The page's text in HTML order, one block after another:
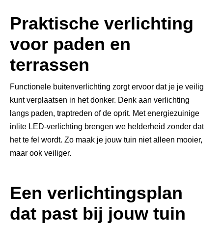
Praktische verlichting
voor paden en
terrassen
Functionele buitenverlichting zorgt ervoor dat je je veilig
kunt verplaatsen in het donker. Denk aan verlichting
langs paden, traptreden of de oprit. Met energiezuinige
inlite LED-verlichting brengen we helderheid zonder dat
het te fel wordt. Zo maak je jouw tuin niet alleen mooier,
maar ook veiliger.
Een verlichtingsplan
dat past bij jouw tuin